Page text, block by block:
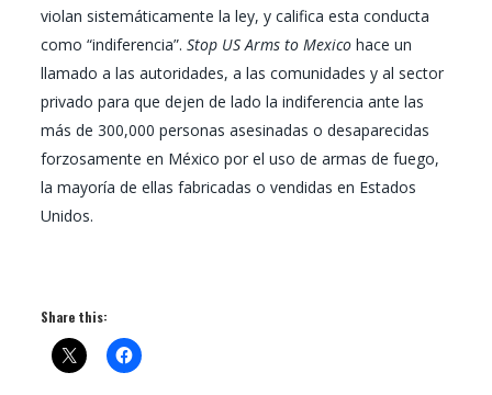
violan sistemáticamente la ley, y califica esta conducta
como “indiferencia”.Stop US Arms to Mexico hace un
llamado a las autoridades, a las comunidades y al sector
privado para que dejen de lado la indiferencia ante las
más de 300,000 personas asesinadas o desaparecidas
forzosamente en México por el uso de armas de fuego,
la mayoría de ellas fabricadas o vendidas en Estados
Unidos.
Share this: